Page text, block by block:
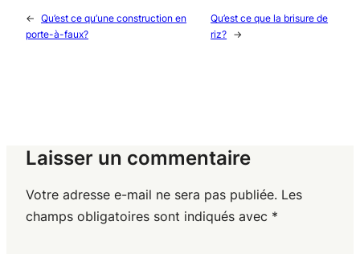
← Qu’est ce qu’une construction en
porte-à-faux?
Qu’est ce que la brisure de
riz? →
Laisser un commentaire
Votre adresse e-mail ne sera pas publiée. Les
champs obligatoires sont indiqués avec *